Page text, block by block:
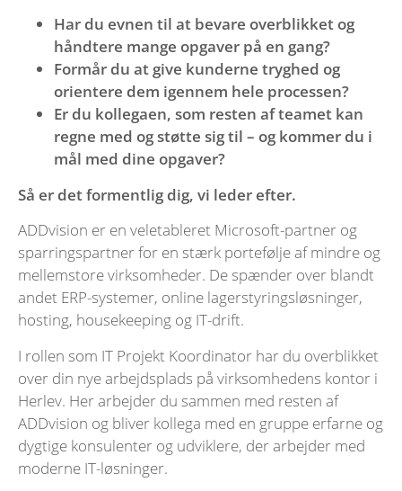
Har du evnen til at bevare overblikket og
håndtere mange opgaver på en gang?
Formår du at give kunderne tryghed og
orientere dem igennem hele processen?
Er du kollegaen, som resten af teamet kan
regne med og støtte sig til – og kommer du i
mål med dine opgaver?
Så er det formentlig dig, vi leder efter.
ADDvision er en veletableret Microsoft-partner og
sparringspartner for en stærk portefølje af mindre og
mellemstore virksomheder. De spænder over blandt
andet ERP-systemer, online lagerstyringsløsninger,
hosting, housekeeping og IT-drift.
I rollen som IT Projekt Koordinator har du overblikket
over din nye arbejdsplads på virksomhedens kontor i
Herlev. Her arbejder du sammen med resten af
ADDvision og bliver kollega med en gruppe erfarne og
dygtige konsulenter og udviklere, der arbejder med
moderne IT-løsninger.